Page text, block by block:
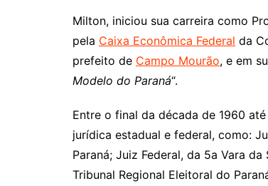
Milton, iniciou sua carreira como
pela Caixa Econômica Federal da
prefeito de Campo Mourão, e em
Modelo do Paraná“.
Entre o final da década de 1960
jurídica estadual e federal, como:
Paraná; Juiz Federal, da 5a Vara
Tribunal Regional Eleitoral do